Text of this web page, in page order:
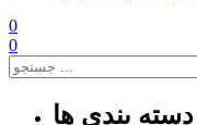
0
0
دسته بندی ها